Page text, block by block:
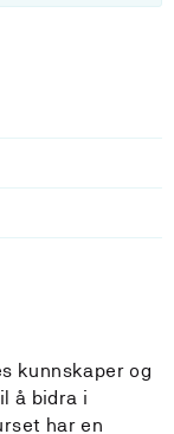
kunnskaper og
å bidra i
har en